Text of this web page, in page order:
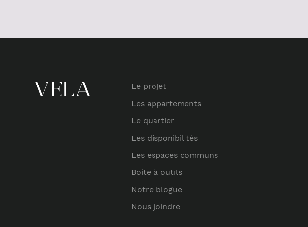
Le projet
Les appartements
Le quartier
Les disponibilités
Les espaces communs
Boîte à outils
Notre blogue
Nous joindre